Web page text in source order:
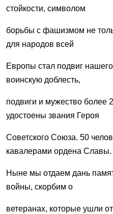
стойкости, символом
борьбы с фашизмом не
для народов всей
Европы стал подвиг
воинскую доблесть,
подвиги и мужество более
удостоены звания Героя
Советского Союза. 50
кавалерами ордена Славы.
Ныне мы отдаем дань
войны, скорбим о
ветеранах, которые ушли